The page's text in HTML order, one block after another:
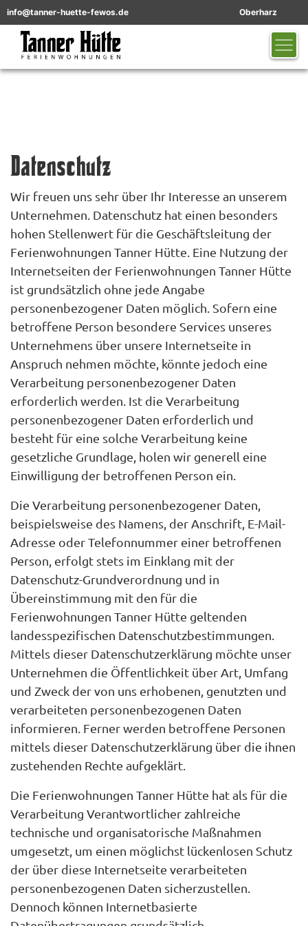
info@tanner-huette-fewos.de Oberharz
Datenschutz
Wir freuen uns sehr über Ihr Interesse an unserem
Unternehmen. Datenschutz hat einen besonders
hohen Stellenwert für die Geschäftsleitung der
Ferienwohnungen Tanner Hütte. Eine Nutzung der
Internetseiten der Ferienwohnungen Tanner Hütte
ist grundsätzlich ohne jede Angabe
personenbezogener Daten möglich. Sofern eine
betroffene Person besondere Services unseres
Unternehmens über unsere Internetseite in
Anspruch nehmen möchte, könnte jedoch eine
Verarbeitung personenbezogener Daten
erforderlich werden. Ist die Verarbeitung
personenbezogener Daten erforderlich und
besteht für eine solche Verarbeitung keine
gesetzliche Grundlage, holen wir generell eine
Einwilligung der betroffenen Person ein.
Die Verarbeitung personenbezogener Daten,
beispielsweise des Namens, der Anschrift, E-Mail-
Adresse oder Telefonnummer einer betroffenen
Person, erfolgt stets im Einklang mit der
Datenschutz-Grundverordnung und in
Übereinstimmung mit den für die
Ferienwohnungen Tanner Hütte geltenden
landesspezifischen Datenschutzbestimmungen.
Mittels dieser Datenschutzerklärung möchte unser
Unternehmen die Öffentlichkeit über Art, Umfang
und Zweck der von uns erhobenen, genutzten und
verarbeiteten personenbezogenen Daten
informieren. Ferner werden betroffene Personen
mittels dieser Datenschutzerklärung über die ihnen
zustehenden Rechte aufgeklärt.
Die Ferienwohnungen Tanner Hütte hat als für die
Verarbeitung Verantwortlicher zahlreiche
technische und organisatorische Maßnahmen
umgesetzt, um einen möglichst lückenlosen Schutz
der über diese Internetseite verarbeiteten
personenbezogenen Daten sicherzustellen.
Dennoch können Internetbasierte